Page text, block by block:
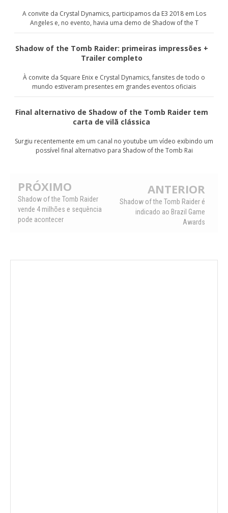
A convite da Crystal Dynamics, participamos da E3 2018 em Los
Angeles e, no evento, havia uma demo de Shadow of the T
Shadow of the Tomb Raider: primeiras impressões +
Trailer completo
À convite da Square Enix e Crystal Dynamics, fansites de todo o
mundo estiveram presentes em grandes eventos oficiais
Final alternativo de Shadow of the Tomb Raider tem
carta de vilã clássica
Surgiu recentemente em um canal no youtube um vídeo exibindo um
possível final alternativo para Shadow of the Tomb Rai
PRÓXIMO
Shadow of the Tomb Raider
vende 4 milhões e sequência
pode acontecer
ANTERIOR
Shadow of the Tomb Raider é
indicado ao Brazil Game
Awards